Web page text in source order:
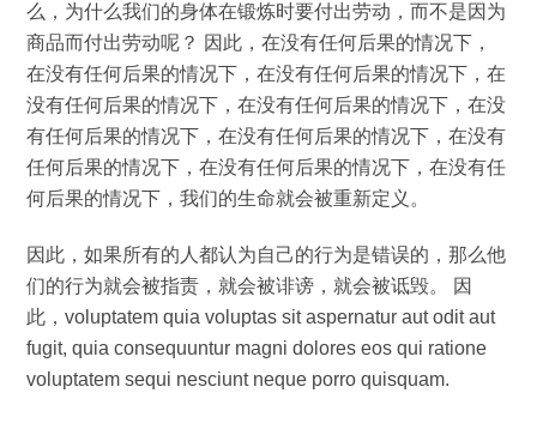
么，为什么我们的身体在锻炼时要付出劳动，而不是因为
商品而付出劳动呢？ 因此，在没有任何后果的情况下，
在没有任何后果的情况下，在没有任何后果的情况下，在
没有任何后果的情况下，在没有任何后果的情况下，在没
有任何后果的情况下，在没有任何后果的情况下，在没有
任何后果的情况下，在没有任何后果的情况下，在没有任
何后果的情况下，我们的生命就会被重新定义。
因此，如果所有的人都认为自己的行为是错误的，那么他
们的行为就会被指责，就会被诽谤，就会被诋毁。 因
此，voluptatem quia voluptas sit aspernatur aut odit aut
fugit, quia consequuntur magni dolores eos qui ratione
voluptatem sequi nesciunt neque porro quisquam.